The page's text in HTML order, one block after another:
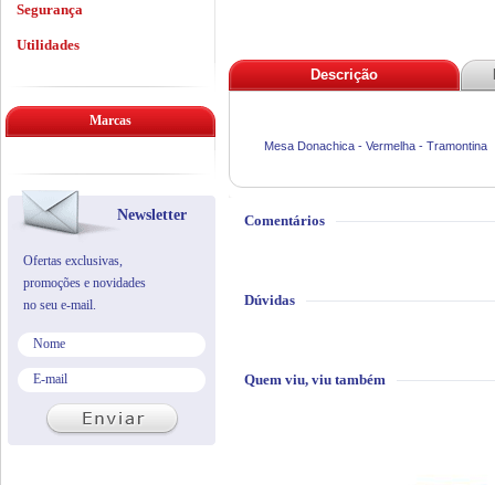
Descrição
Mesa Donachica - Vermelha - Tramontina
Comentários
Dúvidas
Quem viu, viu também
Segurança
Utilidades
Marcas
Newsletter
Ofertas exclusivas,
promoções e novidades
no seu e-mail.